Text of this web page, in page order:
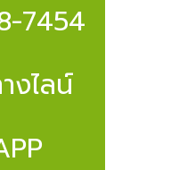
7454
งไลน์